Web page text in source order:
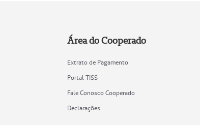
Área do Cooperado
Extrato de Pagamento
Portal TISS
Fale Conosco Cooperado
Declarações